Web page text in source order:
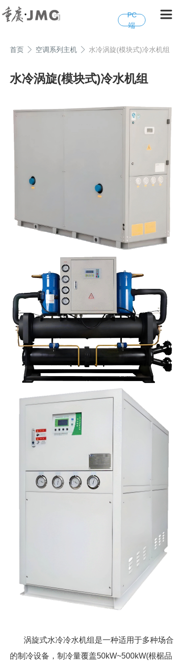
PC
端
首页 空调系列主机 水冷涡旋(模块式)冷水机组
水冷涡旋(模块式)冷水机组
涡旋式水冷冷水机组是一种适用于多种场合
的制冷设备，制冷量覆盖50kW~500kW(根椐品